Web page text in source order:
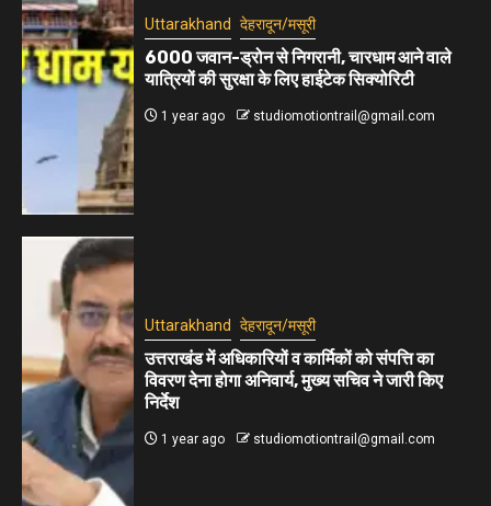
Uttarakhand देहरादून/मसूरी
6000 जवान-ड्रोन से निगरानी, चारधाम आने वाले
यात्रियों की सुरक्षा के लिए हाईटेक सिक्योरिटी
1 year ago studiomotiontrail@gmail.com
Uttarakhand देहरादून/मसूरी
उत्तराखंड में अधिकारियों व कार्मिकों को संपत्ति का
विवरण देना होगा अनिवार्य, मुख्य सचिव ने जारी किए
निर्देश
1 year ago studiomotiontrail@gmail.com